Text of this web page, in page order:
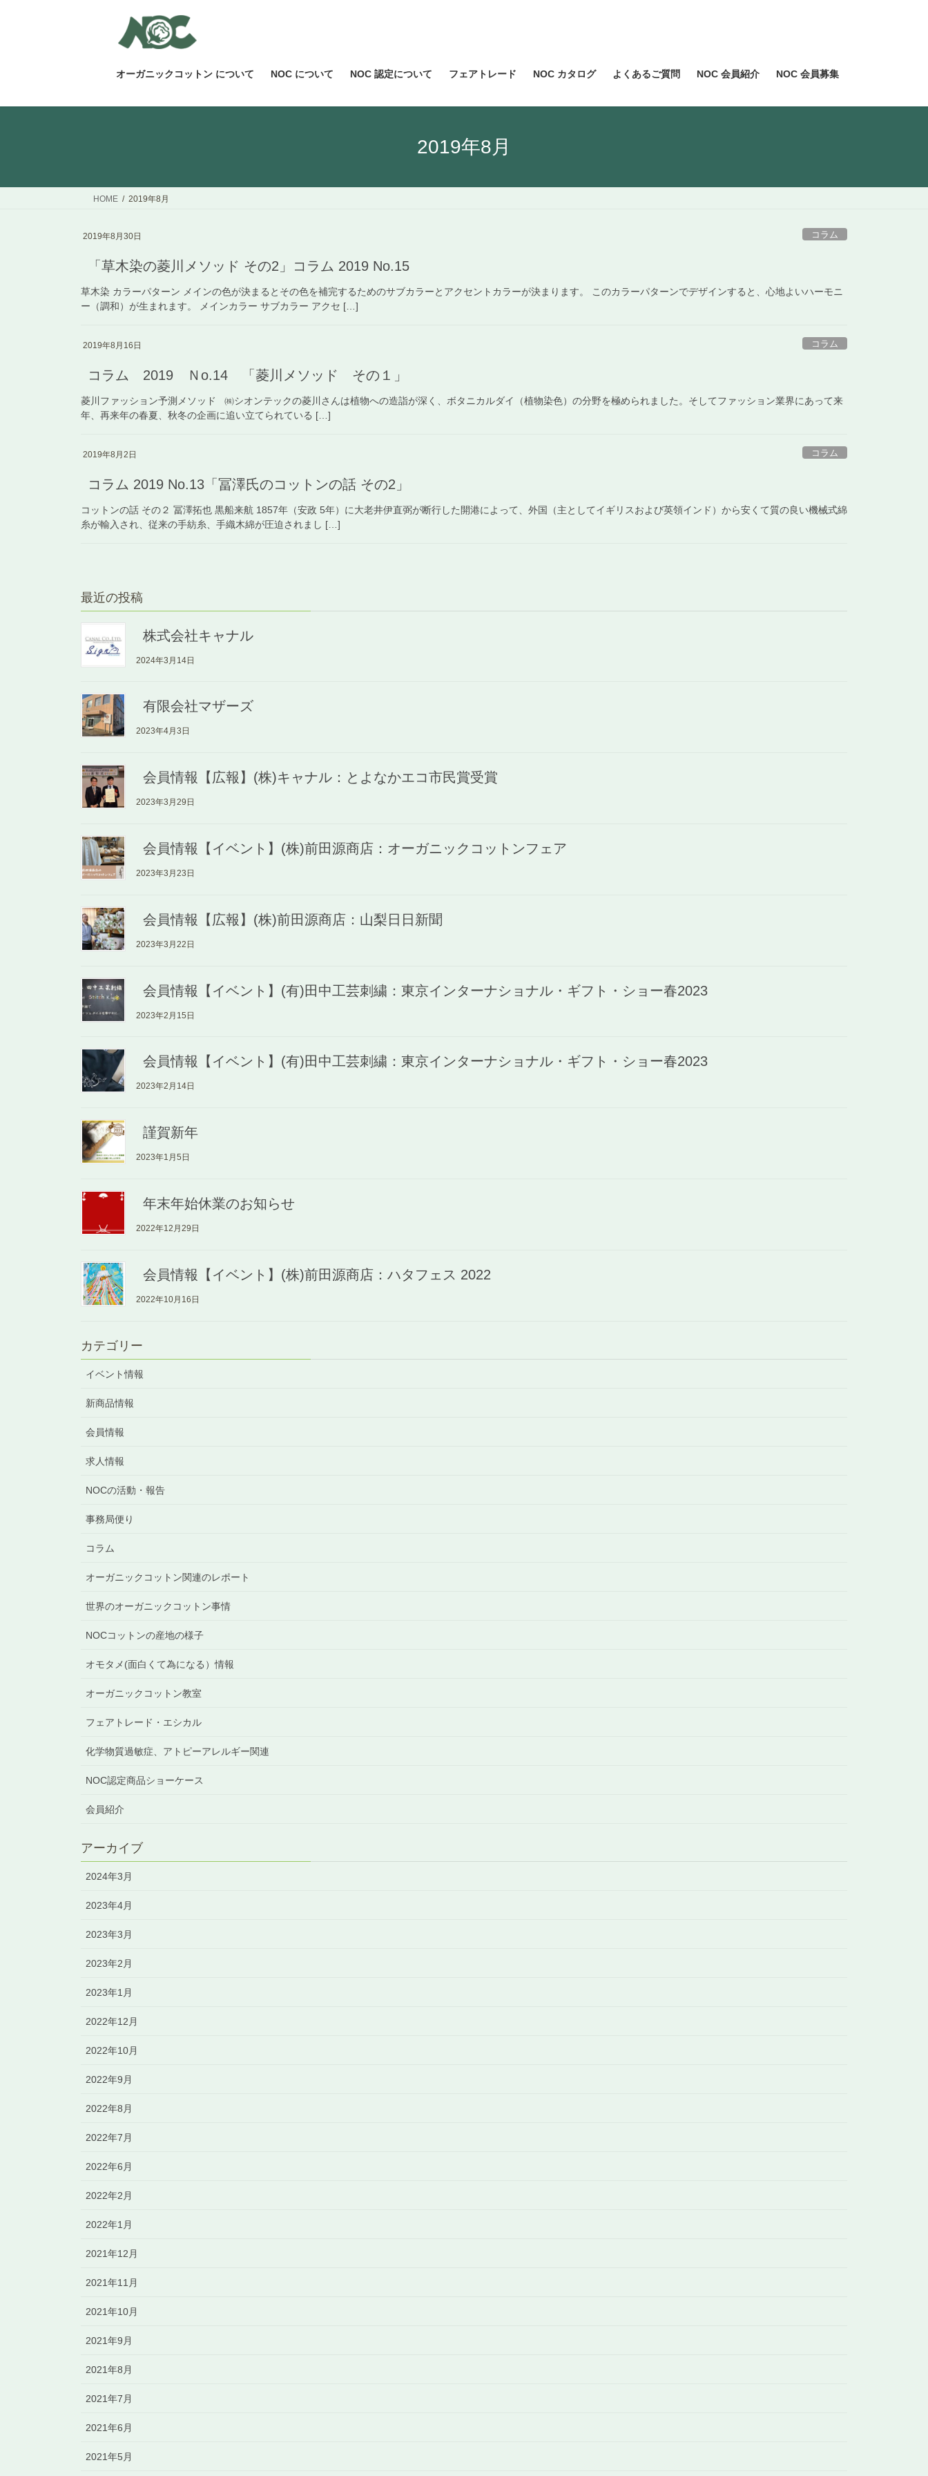
ス
ン
オーガニックコットン について NOC について NOC 認定について フェアトレード NOC カタログ よくあるご質問 NOC 会員紹介 NOC 会員募集
2019年8月
HOME 2019年8月
2019年8月30日 コラム
「草木染の菱川メソッド その2」コラム 2019 No.15
草木染 カラーパターン メインの色が決まるとその色を補完するためのサブカラーとアクセントカラーが決まります。 このカラーパターンでデザインすると、心地よいハーモニ
ー（調和）が生まれます。 メインカラー サブカラー アクセ […]
2019年8月16日 コラム
コラム 2019 Ｎo.14 「菱川メソッド その１」
菱川ファッション予測メソッド ㈱シオンテックの菱川さんは植物への造詣が深く、ボタニカルダイ（植物染色）の分野を極められました。そしてファッション業界にあって来
年、再来年の春夏、秋冬の企画に追い立てられている […]
2019年8月2日 コラム
コラム 2019 No.13「冨澤氏のコットンの話 その2」
コットンの話 その２ 冨澤拓也 黒船来航 1857年（安政 5年）に大老井伊直弼が断行した開港によって、外国（主としてイギリスおよび英領インド）から安くて質の良い機械式綿
糸が輸入され、従来の手紡糸、手織木綿が圧迫されまし […]
最近の投稿
株式会社キャナル
2024年3月14日
有限会社マザーズ
2023年4月3日
会員情報【広報】(株)キャナル：とよなかエコ市民賞受賞
2023年3月29日
会員情報【イベント】(株)前田源商店：オーガニックコットンフェア
2023年3月23日
会員情報【広報】(株)前田源商店：山梨日日新聞
2023年3月22日
会員情報【イベント】(有)田中工芸刺繍：東京インターナショナル・ギフト・ショー春2023
2023年2月15日
会員情報【イベント】(有)田中工芸刺繍：東京インターナショナル・ギフト・ショー春2023
2023年2月14日
謹賀新年
2023年1月5日
年末年始休業のお知らせ
2022年12月29日
会員情報【イベント】(株)前田源商店：ハタフェス 2022
2022年10月16日
カテゴリー
イベント情報
新商品情報
会員情報
求人情報
NOCの活動・報告
事務局便り
コラム
オーガニックコットン関連のレポート
世界のオーガニックコットン事情
NOCコットンの産地の様子
オモタメ(面白くて為になる）情報
オーガニックコットン教室
フェアトレード・エシカル
化学物質過敏症、アトピーアレルギー関連
NOC認定商品ショーケース
会員紹介
アーカイブ
2024年3月
2023年4月
2023年3月
2023年2月
2023年1月
2022年12月
2022年10月
2022年9月
2022年8月
2022年7月
2022年6月
2022年2月
2022年1月
2021年12月
2021年11月
2021年10月
2021年9月
2021年8月
2021年7月
2021年6月
2021年5月